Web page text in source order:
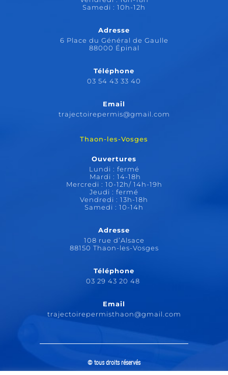
Samedi : 10h-12h
Adresse
6 Place du Général de Gaulle
88000 Épinal
Téléphone
03 54 43 33 40
Email
trajectoirepermis@gmail.com
Thaon-les-Vosges
Ouvertures
Lundi : fermé
Mardi : 14-18h
Mercredi : 10-12h/ 14h-19h
Jeudi : fermé
Vendredi : 13h-18h
Samedi : 10-14h
Adresse
108 rue d’Alsace
88150 Thaon-les-Vosges
Téléphone
03 29 43 20 48
Email
trajectoirepermisthaon@gmail.com
© tous droits réservés